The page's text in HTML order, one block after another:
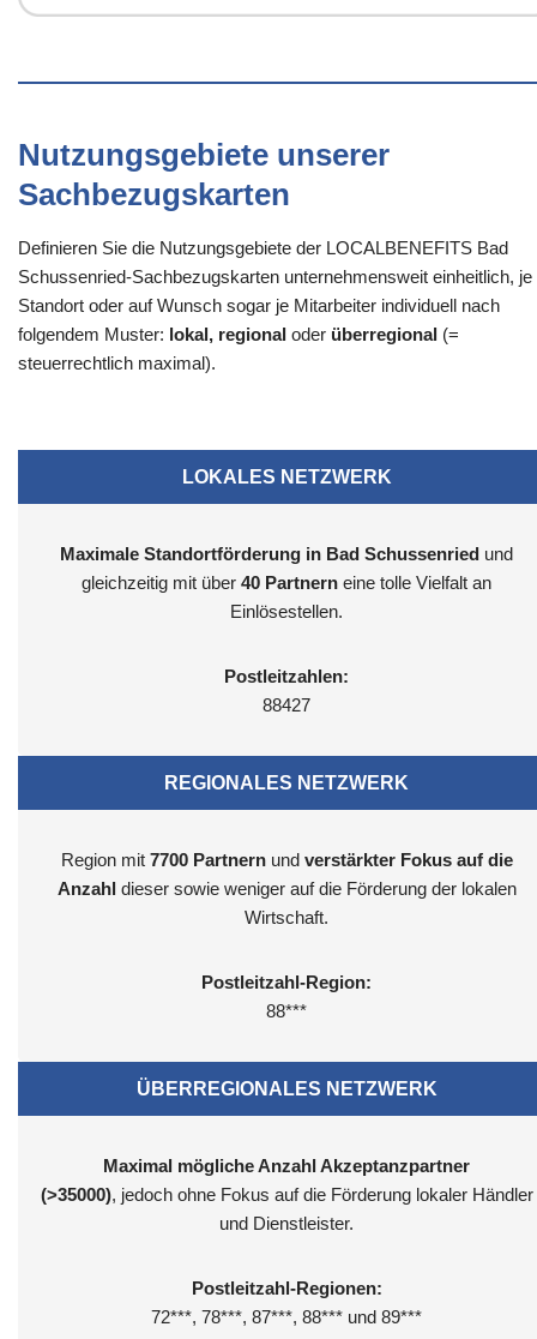
Nutzungsgebiete unserer
Sachbezugskarten
Definieren Sie die Nutzungsgebiete der LOCALBENEFITS Bad
Schussenried-Sachbezugskarten unternehmensweit einheitlich, je
Standort oder auf Wunsch sogar je Mitarbeiter individuell nach
folgendem Muster: lokal, regional oder überregional (=
steuerrechtlich maximal).
LOKALES NETZWERK
Maximale Standortförderung in Bad Schussenried und
gleichzeitig mit über 40 Partnern eine tolle Vielfalt an
Einlösestellen.
Postleitzahlen:
88427
REGIONALES NETZWERK
Region mit 7700 Partnernund verstärkter Fokus auf die
Anzahl dieser sowie weniger auf die Förderung der lokalen
Wirtschaft.
Postleitzahl-Region:
88***
ÜBERREGIONALES NETZWERK
Maximal mögliche Anzahl Akzeptanzpartner
(>35000), jedoch ohne Fokus auf die Förderung lokaler Händler
und Dienstleister.
Postleitzahl-Regionen:
72***, 78***, 87***, 88*** und 89***